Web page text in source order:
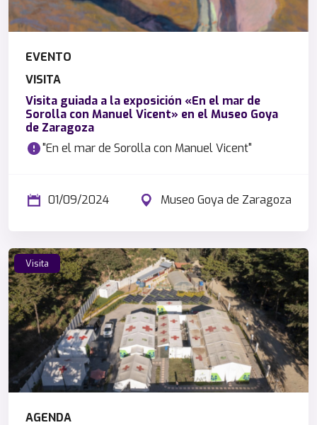
EVENTO
VISITA
Visita guiada a la exposición «En el mar de
Sorolla con Manuel Vicent» en el Museo Goya
de Zaragoza
"En el mar de Sorolla con Manuel Vicent"
01/09/2024 Museo Goya de Zaragoza
Visita
AGENDA